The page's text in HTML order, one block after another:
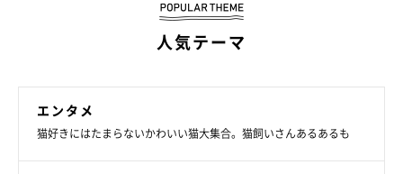
人気テーマ
エンタメ
猫好きにはたまらないかわいい猫大集合。猫飼いさんあるあるも